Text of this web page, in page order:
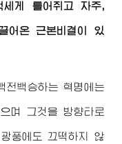
게 틀어쥐고 자주,
어온 근본비결이 있
전백승하는 혁명에는
며 그것을 방향타로
풍에도 끄떡하지 않